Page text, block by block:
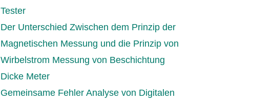
Tester
Der Unterschied Zwischen dem Prinzip der
Magnetischen Messung und die Prinzip von
Wirbelstrom Messung von Beschichtung
Dicke Meter
Gemeinsame Fehler Analyse von Digitalen